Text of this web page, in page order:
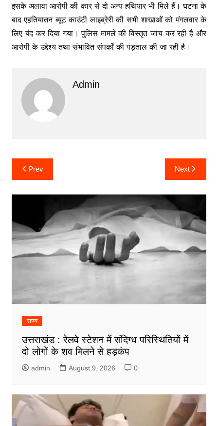
इसके अलावा आरोपी की कार से दो अन्य हथियार भी मिले हैं। घटना के
बाद एहतियातन ब्यूट काउंटी लाइब्रेरी की सभी शाखाओं को मंगलवार के
लिए बंद कर दिया गया। पुलिस मामले की विस्तृत जांच कर रही है और
आरोपी के उद्देश्य तथा संभावित संपर्कों की पड़ताल की जा रही है।
Admin
Post
navigation
Prev Next
राज्य
उत्तराखंड : रेलवे स्टेशन में संदिग्ध परिस्थितियों में
दो लोगों के शव मिलने से हड़कंप
admin August 9, 2026 0